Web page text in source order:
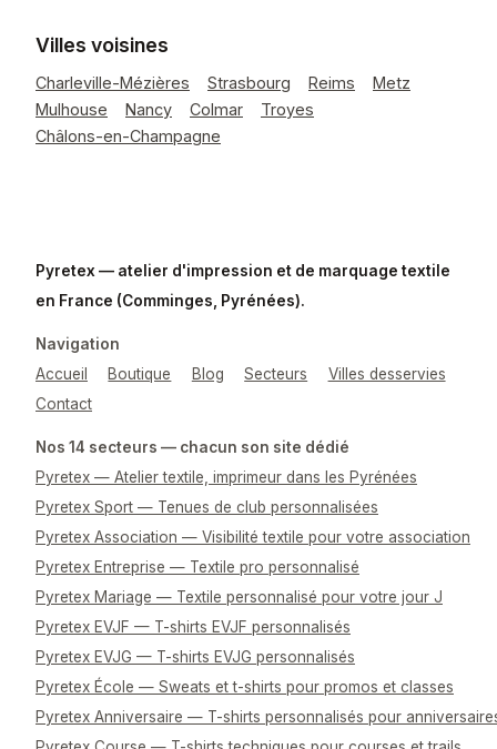
Villes voisines
Charleville-Mézières Strasbourg Reims
Metz
Mulhouse
Nancy Colmar
Troyes
Châlons-en-Champagne
Pyretex — atelier d'impression et de marquage textile
en France (Comminges, Pyrénées).
Navigation
Accueil
Boutique Blog Secteurs
Villes desservies
Contact
Nos 14 secteurs — chacun son site dédié
Pyretex — Atelier textile, imprimeur dans les Pyrénées
Pyretex Sport — Tenues de club personnalisées
Pyretex Association — Visibilité textile pour votre association
Pyretex Entreprise — Textile pro personnalisé
Pyretex Mariage — Textile personnalisé pour votre jour J
Pyretex EVJF — T-shirts EVJF personnalisés
Pyretex EVJG — T-shirts EVJG personnalisés
Pyretex École — Sweats et t-shirts pour promos et classes
Pyretex Anniversaire — T-shirts personnalisés pour